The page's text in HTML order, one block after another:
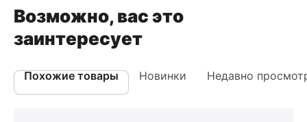
Возможно, вас это
заинтересует
Похожие товары Новинки Недавно